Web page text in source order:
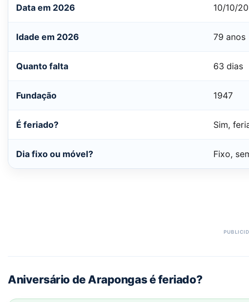
Data em 2026 10/10/
Idade em 2026 79 anos
Quanto falta 63 dias
Fundação 1947
É feriado? Sim,
Dia fixo ou móvel? Fixo,
Aniversário de Arapongas é feriado?